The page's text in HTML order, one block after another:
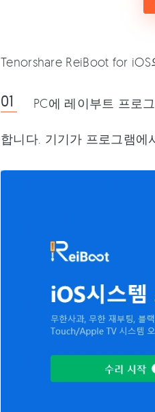
Tenorshare ReiBoot for
PC에 레이부트 프로
합니다. 기기가 프로그램에